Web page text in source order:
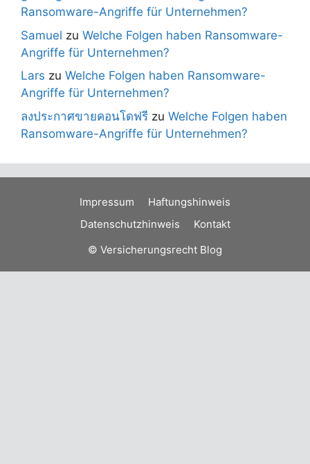
Ransomware-Angriffe für Unternehmen?
Samuel zu Welche Folgen haben Ransomware-
Angriffe für Unternehmen?
Lars zu Welche Folgen haben Ransomware-
Angriffe für Unternehmen?
ลงประกาศขายคอนโดฟรี zu Welche Folgen haben
Ransomware-Angriffe für Unternehmen?
Impressum
Haftungshinweis
Datenschutzhinweis
Kontakt
© Versicherungsrecht Blog